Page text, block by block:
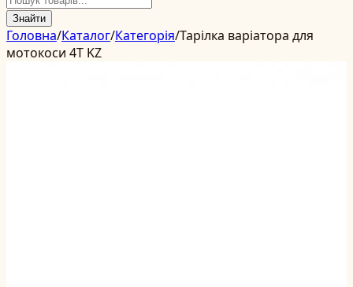
Знайти
Головна/Каталог/Категорія/Тарілка варіатора для
мотокоси 4T KZ